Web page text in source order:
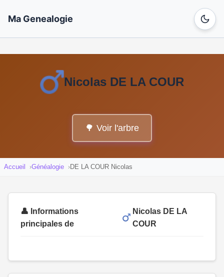
Ma Genealogie
Nicolas DE LA COUR
🌳 Voir l'arbre
Accueil Généalogie DE LA COUR Nicolas
👤 Informations
principales de
Nicolas DE LA
COUR